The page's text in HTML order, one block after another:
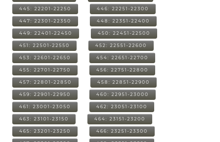
445: 22201-22250 446: 22251-22300
447: 22301-22350 448: 22351-22400
449: 22401-22450 450: 22451-22500
451: 22501-22550 452: 22551-22600
453: 22601-22650 454: 22651-22700
455: 22701-22750 456: 22751-22800
457: 22801-22850 458: 22851-22900
459: 22901-22950 460: 22951-23000
461: 23001-23050 462: 23051-23100
463: 23101-23150 464: 23151-23200
465: 23201-23250 466: 23251-23300